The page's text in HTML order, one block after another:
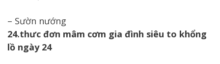
– Sườn nướng
24.thưc đơn mâm cơm gia đình siêu to khổng
lồ ngày 24